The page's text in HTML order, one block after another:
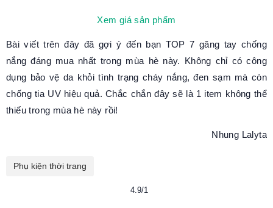
Xem giá sản phẩm
Bài viết trên đây đã gợi ý đến bạn TOP 7 găng tay chống
nắng đáng mua nhất trong mùa hè này. Không chỉ có công
dụng bảo vệ da khỏi tình trạng cháy nắng, đen sạm mà còn
chống tia UV hiệu quả. Chắc chắn đây sẽ là 1 item không thể
thiếu trong mùa hè này rồi!
Nhung Lalyta
Phụ kiện thời trang
4.9/1